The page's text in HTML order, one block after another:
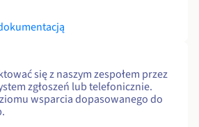
się z naszym zespołem przez
zgłoszeń lub telefonicznie.
wsparcia dopasowanego do